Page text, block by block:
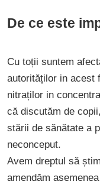
De ce este
Cu toții suntem
autorităților in acest
nitraților in
că discutăm de
stării de sănătate a
neconceput.
Avem dreptul să
amendăm